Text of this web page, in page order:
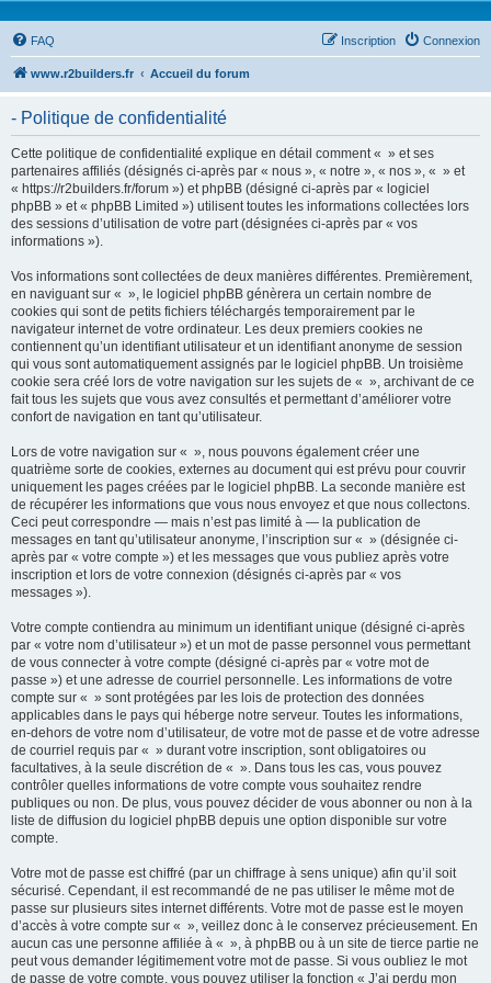
FAQ Connexion
Inscription
www.r2builders.fr Accueil du forum
- Politique de confidentialité
Cette politique de confidentialité explique en détail comment « » et ses
partenaires affiliés (désignés ci-après par « nous », « notre », « nos », « » et
« https://r2builders.fr/forum ») et phpBB (désigné ci-après par « logiciel
phpBB » et « phpBB Limited ») utilisent toutes les informations collectées lors
des sessions d’utilisation de votre part (désignées ci-après par « vos
informations »).
Vos informations sont collectées de deux manières différentes. Premièrement,
en naviguant sur « », le logiciel phpBB génèrera un certain nombre de
cookies qui sont de petits fichiers téléchargés temporairement par le
navigateur internet de votre ordinateur. Les deux premiers cookies ne
contiennent qu’un identifiant utilisateur et un identifiant anonyme de session
qui vous sont automatiquement assignés par le logiciel phpBB. Un troisième
cookie sera créé lors de votre navigation sur les sujets de « », archivant de ce
fait tous les sujets que vous avez consultés et permettant d’améliorer votre
confort de navigation en tant qu’utilisateur.
Lors de votre navigation sur « », nous pouvons également créer une
quatrième sorte de cookies, externes au document qui est prévu pour couvrir
uniquement les pages créées par le logiciel phpBB. La seconde manière est
de récupérer les informations que vous nous envoyez et que nous collectons.
Ceci peut correspondre — mais n’est pas limité à — la publication de
messages en tant qu’utilisateur anonyme, l’inscription sur « » (désignée ci-
après par « votre compte ») et les messages que vous publiez après votre
inscription et lors de votre connexion (désignés ci-après par « vos
messages »).
Votre compte contiendra au minimum un identifiant unique (désigné ci-après
par « votre nom d’utilisateur ») et un mot de passe personnel vous permettant
de vous connecter à votre compte (désigné ci-après par « votre mot de
passe ») et une adresse de courriel personnelle. Les informations de votre
compte sur « » sont protégées par les lois de protection des données
applicables dans le pays qui héberge notre serveur. Toutes les informations,
en-dehors de votre nom d’utilisateur, de votre mot de passe et de votre adresse
de courriel requis par « » durant votre inscription, sont obligatoires ou
facultatives, à la seule discrétion de « ». Dans tous les cas, vous pouvez
contrôler quelles informations de votre compte vous souhaitez rendre
publiques ou non. De plus, vous pouvez décider de vous abonner ou non à la
liste de diffusion du logiciel phpBB depuis une option disponible sur votre
compte.
Votre mot de passe est chiffré (par un chiffrage à sens unique) afin qu’il soit
sécurisé. Cependant, il est recommandé de ne pas utiliser le même mot de
passe sur plusieurs sites internet différents. Votre mot de passe est le moyen
d’accès à votre compte sur « », veillez donc à le conservez précieusement. En
aucun cas une personne affiliée à « », à phpBB ou à un site de tierce partie ne
peut vous demander légitimement votre mot de passe. Si vous oubliez le mot
de passe de votre compte, vous pouvez utiliser la fonction « J’ai perdu mon